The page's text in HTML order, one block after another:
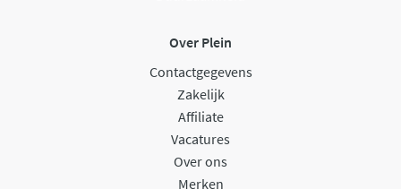
Over Plein
Contactgegevens
Zakelijk
Affiliate
Vacatures
Over ons
Merken